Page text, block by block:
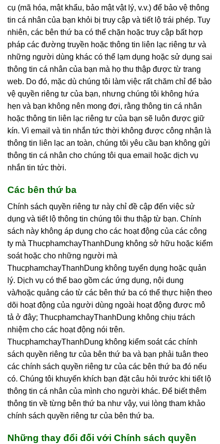
cụ (mã hóa, mật khẩu, bảo mật vật lý, v.v.) để bảo vệ thông
tin cá nhân của bạn khỏi bị truy cập và tiết lộ trái phép. Tuy
nhiên, các bên thứ ba có thể chặn hoặc truy cập bất hợp
pháp các đường truyền hoặc thông tin liên lạc riêng tư và
những người dùng khác có thể lạm dụng hoặc sử dụng sai
thông tin cá nhân của bạn mà họ thu thập được từ trang
web. Do đó, mặc dù chúng tôi làm việc rất chăm chỉ để bảo
vệ quyền riêng tư của bạn, nhưng chúng tôi không hứa
hẹn và bạn không nên mong đợi, rằng thông tin cá nhân
hoặc thông tin liên lạc riêng tư của bạn sẽ luôn được giữ
kín. Vì email và tin nhắn tức thời không được công nhận là
thông tin liên lạc an toàn, chúng tôi yêu cầu bạn không gửi
thông tin cá nhân cho chúng tôi qua email hoặc dịch vụ
nhắn tin tức thời.
Các bên thứ ba
Chính sách quyền riêng tư này chỉ đề cập đến việc sử
dụng và tiết lộ thông tin chúng tôi thu thập từ bạn. Chính
sách này không áp dụng cho các hoạt động của các công
ty mà ThucphamchayThanhDung không sở hữu hoặc kiểm
soát hoặc cho những người mà
ThucphamchayThanhDung không tuyển dụng hoặc quản
lý. Dịch vụ có thể bao gồm các ứng dụng, nội dung
và/hoặc quảng cáo từ các bên thứ ba có thể thực hiện theo
dõi hoạt động của người dùng ngoài hoạt động được mô
tả ở đây; ThucphamchayThanhDung không chịu trách
nhiệm cho các hoạt động nói trên.
ThucphamchayThanhDung không kiểm soát các chính
sách quyền riêng tư của bên thứ ba và bạn phải tuân theo
các chính sách quyền riêng tư của các bên thứ ba đó nếu
có. Chúng tôi khuyến khích bạn đặt câu hỏi trước khi tiết lộ
thông tin cá nhân của mình cho người khác. Để biết thêm
thông tin về từng bên thứ ba như vậy, vui lòng tham khảo
chính sách quyền riêng tư của bên thứ ba.
Những thay đổi đối với Chính sách quyền